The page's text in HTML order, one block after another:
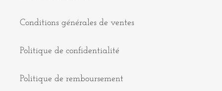
Conditions générales de ventes
Politique de confidentialité
Politique de remboursement